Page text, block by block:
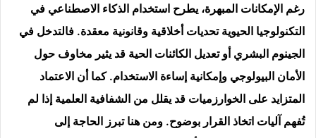
رغم الإمكانات المبهرة، يطرح استخدام الذكاء الاصطناعي في
التكنولوجيا الحيوية تحديات أخلاقية وقانونية معقدة. فالتدخل في
الجينوم البشري أو تعديل الكائنات الحية قد يثير مخاوف حول
الأمان البيولوجي وإمكانية إساءة الاستخدام. كما أن الاعتماد
المتزايد على الخوارزميات قد يقلل من الشفافية العلمية إذا لم
تُفهم آليات اتخاذ القرار بوضوح. ومن هنا تبرز الحاجة إلى